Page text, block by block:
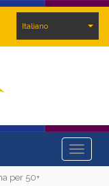
Italiano
Toggle
per 50+